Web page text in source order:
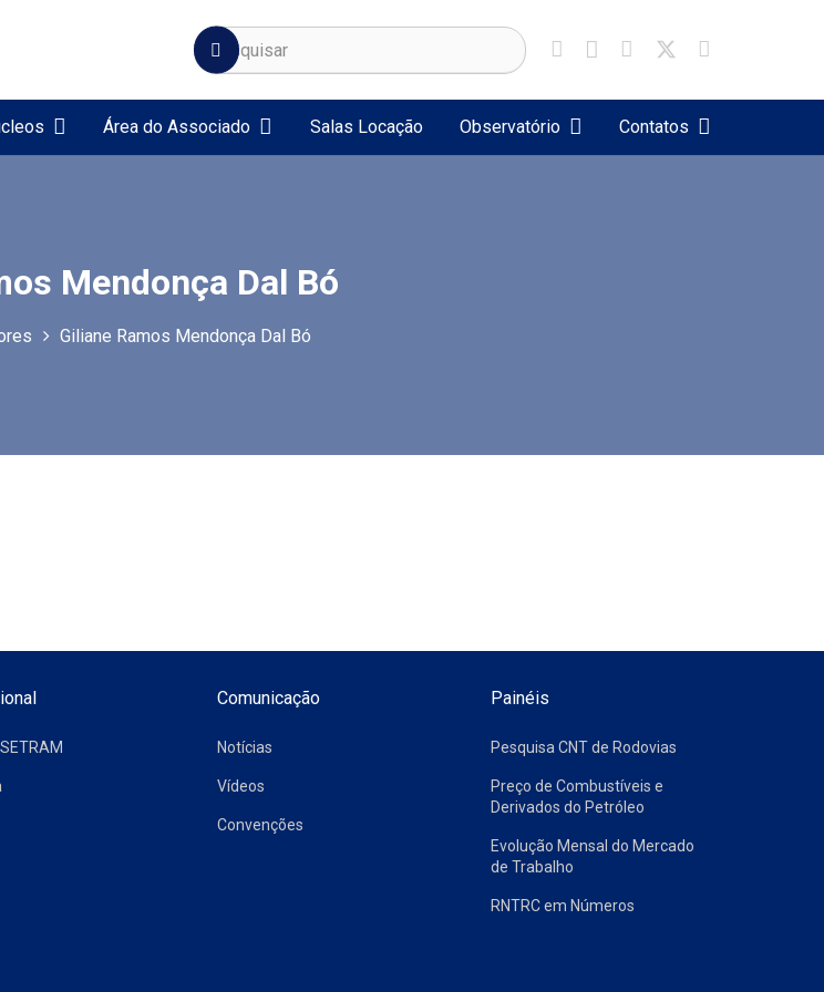
Área do Associado Salas Locação Observatório Contatos
Mendonça Dal Bó
Giliane Ramos Mendonça Dal Bó
Comunicação
Notícias
Vídeos
Convenções
Painéis
Pesquisa CNT de Rodovias
Preço de Combustíveis e
Derivados do Petróleo
Evolução Mensal do Mercado
de Trabalho
RNTRC em Números